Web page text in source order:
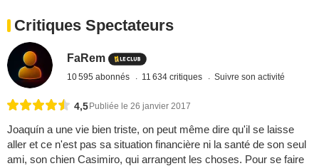
Critiques Spectateurs
FaRem
10 595 abonnés 11 634 critiques Suivre son activité
4,5Publiée le 26 janvier 2017
Joaquín a une vie bien triste, on peut même dire qu'il se laisse
aller et ce n'est pas sa situation financière ni la santé de son seul
ami, son chien Casimiro, qui arrangent les choses. Pour se faire